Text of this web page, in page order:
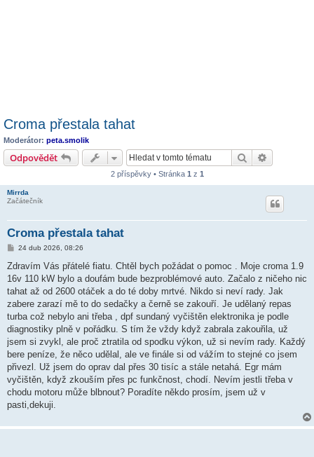
Croma přestala tahat
Moderátor: peta.smolik
Odpovědět Hledat
2 příspěvky • Stránka 1 z 1
Mirrda
Začátečník
Croma přestala tahat
P
í
p
ě
e
k
24 dub 2026, 08:26
Zdravím Vás přátelé fiatu. Chtěl bych požádat o pomoc . Moje croma 1.9
16v 110 kW bylo a doufám bude bezproblémové auto. Začalo z ničeho nic
tahat až od 2600 otáček a do té doby mrtvé. Nikdo si neví rady. Jak
zabere zarazí mě to do sedačky a černě se zakouří. Je udělaný repas
turba což nebylo ani třeba , dpf sundaný vyčištěn elektronika je podle
diagnostiky plně v pořádku. S tím že vždy když zabrala zakouřila, už
jsem si zvykl, ale proč ztratila od spodku výkon, už si nevím rady. Každý
bere peníze, že něco udělal, ale ve finále si od vážím to stejné co jsem
přivezl. Už jsem do oprav dal přes 30 tisíc a stále netahá. Egr mám
vyčištěn, když zkouším přes pc funkčnost, chodí. Nevím jestli třeba v
chodu motoru může blbnout? Poradíte někdo prosím, jsem už v
pasti,dekuji.